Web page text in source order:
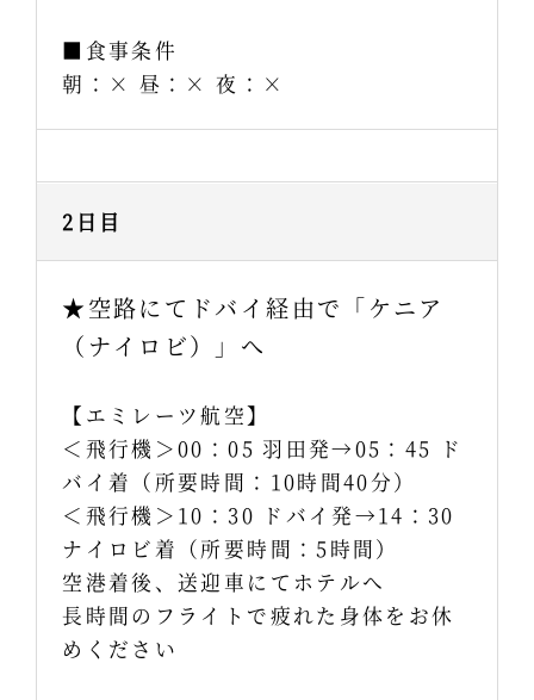
■食事条件
朝：× 昼：× 夜：×
2日目
★空路にてドバイ経由で「ケニア
（ナイロビ）」へ
【エミレーツ航空】
＜飛行機＞00：05 羽田発→05：45 ド
バイ着（所要時間：10時間40分）
＜飛行機＞10：30 ドバイ発→14：30
ナイロビ着（所要時間：5時間）
空港着後、送迎車にてホテルへ
長時間のフライトで疲れた身体をお休
めください